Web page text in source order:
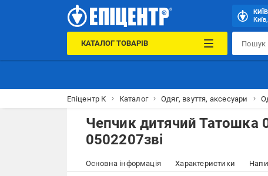
КИЇВ
КАТАЛОГ ТОВАРІВ
Епіцентр К Каталог Одяг, взуття, аксесуари
Чепчик дитячий Татошка
0502207зві
Основна інформація Характеристики